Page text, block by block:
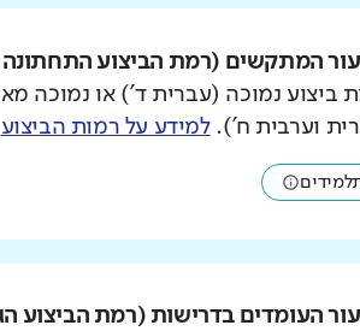
המתקשים (רמת הביצוע
ביצוע נמוכה (עברית ד') או נמוכה
וערבית ח').למידע על רמות הביצוע
העומדים בדרישות (רמת הביצוע